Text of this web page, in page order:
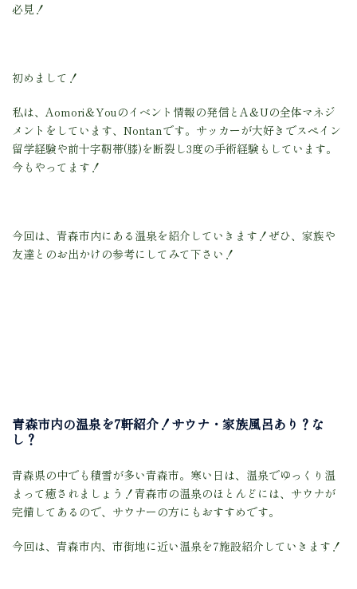
必見！
初めまして！
私は、Aomori＆Youのイベント情報の発信とA＆Uの全体マネジ
メントをしています、Nontanです。サッカーが大好きでスペイン
留学経験や前十字靭帯(膝)を断裂し3度の手術経験もしています。
今もやってます！
今回は、青森市内にある温泉を紹介していきます！ぜひ、家族や
友達とのお出かけの参考にしてみて下さい！
青森市内の温泉を7軒紹介！サウナ・家族風呂あり？な
し？
青森県の中でも積雪が多い青森市。寒い日は、温泉でゆっくり温
まって癒されましょう！青森市の温泉のほとんどには、サウナが
完備してあるので、サウナーの方にもおすすめです。
今回は、青森市内、市街地に近い温泉を7施設紹介していきます！